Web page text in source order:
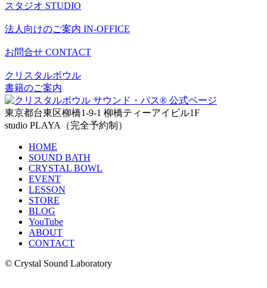
スタジオ STUDIO
法人向けのご案内 IN-OFFICE
お問合せ CONTACT
クリスタルボウル
書籍のご案内
東京都台東区柳橋1-9-1 柳橋ティーアイビル1F
studio PLAYA（完全予約制）
HOME
SOUND BATH
CRYSTAL BOWL
EVENT
LESSON
STORE
BLOG
YouTube
ABOUT
CONTACT
© Crystal Sound Laboratory